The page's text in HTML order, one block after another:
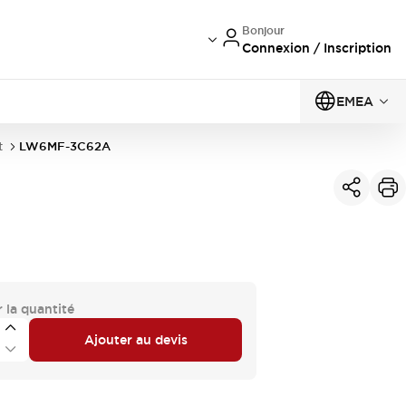
Bonjour
Connexion / Inscription
EMEA
LW6MF-3C62A
la quantité
Ajouter au devis